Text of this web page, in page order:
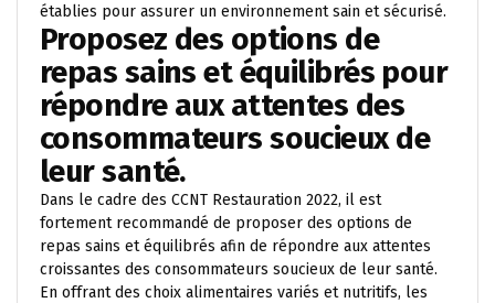
établies pour assurer un environnement sain et sécurisé.
Proposez des options de
repas sains et équilibrés pour
répondre aux attentes des
consommateurs soucieux de
leur santé.
Dans le cadre des CCNT Restauration 2022, il est
fortement recommandé de proposer des options de
repas sains et équilibrés afin de répondre aux attentes
croissantes des consommateurs soucieux de leur santé.
En offrant des choix alimentaires variés et nutritifs, les